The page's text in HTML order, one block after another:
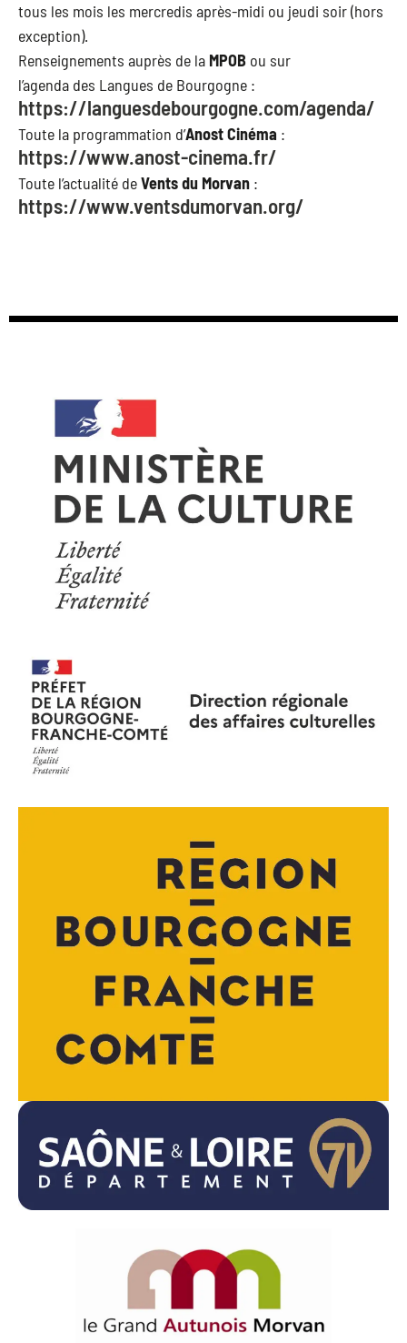
tous les mois les mercredis après-midi ou jeudi soir (hors
exception).
Renseignements auprès de la MPOBou sur
l’agenda des Langues de Bourgogne :
https://languesdebourgogne.com/agenda/
Toute la programmation d’Anost Cinéma :
https://www.anost-cinema.fr/
Toute l’actualité deVents du Morvan:
https://www.ventsdumorvan.org/